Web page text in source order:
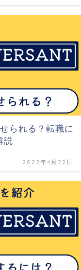
られる？転職に
説
2022年4月22日